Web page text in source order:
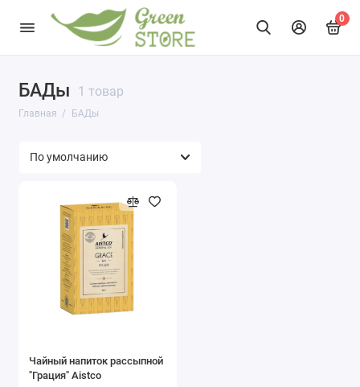
0
БАДы 1 товар
Главная БАДы
Чайный напиток рассыпной
"Грация" Aistco